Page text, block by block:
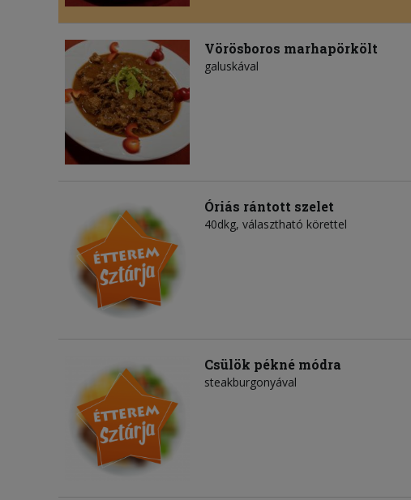
Vörösboros marhapörkölt
galuskával
Óriás rántott szelet
40dkg, választható körettel
Csülök pékné módra
steakburgonyával